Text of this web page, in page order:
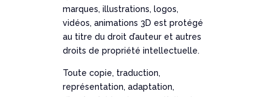
marques, illustrations, logos,
vidéos, animations 3D est protégé
au titre du droit d’auteur et autres
droits de propriété intellectuelle.
Toute copie, traduction,
représentation, adaptation,